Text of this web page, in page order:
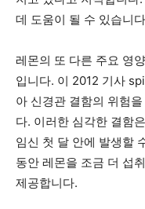
데 도움이 될 수 있습니
레몬의 또 다른 주요 영
입니다. 이 2012 기사
아 신경관 결함의 위험
다. 이러한 심각한 결함
임신 첫 달 안에 발생할
동안 레몬을 조금 더 섭
제공합니다.